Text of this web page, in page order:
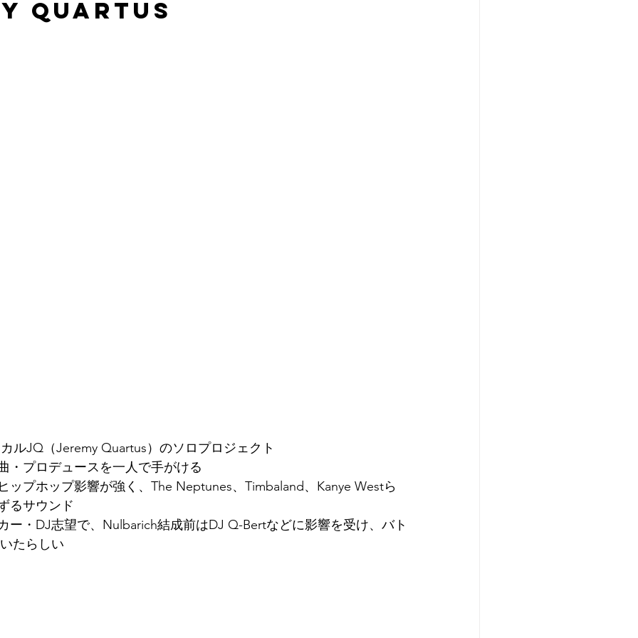
Quartus
ルJQ（Jeremy Quartus）のソロプロジェクト
・プロデュースを一人で手がける
ップホップ影響が強く、The Neptunes、Timbaland、Kanye Westら
るサウンド
ー・DJ志望で、Nulbarich結成前はDJ Q-Bertなどに影響を受け、バト
たらしい